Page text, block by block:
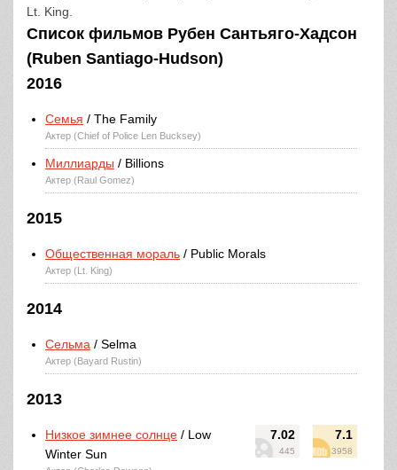
Lt. King.
Список фильмов Рубен Сантьяго-Хадсон
(Ruben Santiago-Hudson)
2016
Семья / The Family
Актер (Chief of Police Len Bucksey)
Миллиарды / Billions
Актер (Raul Gomez)
2015
Общественная мораль / Public Morals
Актер (Lt. King)
2014
Сельма / Selma
Актер (Bayard Rustin)
2013
7.02
445
7.1
3958
Низкое зимнее солнце / Low
Winter Sun